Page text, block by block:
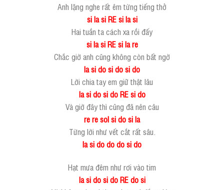
Anh lặng nghe rất êm từng tiếng thở
si la si RE si la si
Hai tuần ta cách xa rồi đấy
si la si RE si la re
Chắc giờ anh cũng không còn bất ngờ
la si do si do si do
Lời chia tay em giữ thật lâu
la si do si do RE si do
Và giờ đây thì cũng đã nên câu
re re sol si do si la
Từng lời như vết cắt rất sâu.
la si do do do si do
Hạt mưa đêm như rơi vào tim
la si do si do RE do si